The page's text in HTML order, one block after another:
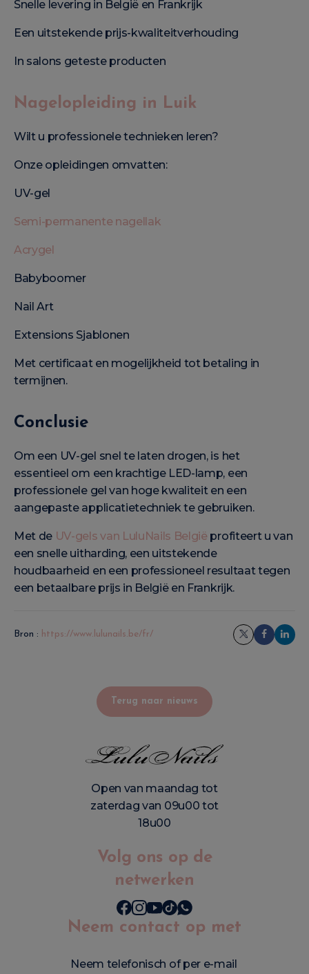
Snelle levering in België en Frankrijk
Een uitstekende prijs-kwaliteitverhouding
In salons geteste producten
Nagelopleiding in Luik
Wilt u professionele technieken leren?
Onze opleidingen omvatten:
UV-gel
Semi-permanente nagellak
Acrygel
Babyboomer
Nail Art
Extensions Sjablonen
Met certificaat en mogelijkheid tot betaling in
termijnen.
Conclusie
Om een UV-gel snel te laten drogen, is het
essentieel om een krachtige LED-lamp, een
professionele gel van hoge kwaliteit en een
aangepaste applicatietechniek te gebruiken.
Met de UV-gels van LuluNails België profiteert u van
een snelle uitharding, een uitstekende
houdbaarheid en een professioneel resultaat tegen
een betaalbare prijs in België en Frankrijk.
Bron : https://www.lulunails.be/fr/
Terug naar nieuws
Open van maandag tot
zaterdag van 09u00 tot
18u00
Volg ons op de
netwerken
Neem contact op met
Neem telefonisch of per e-mail